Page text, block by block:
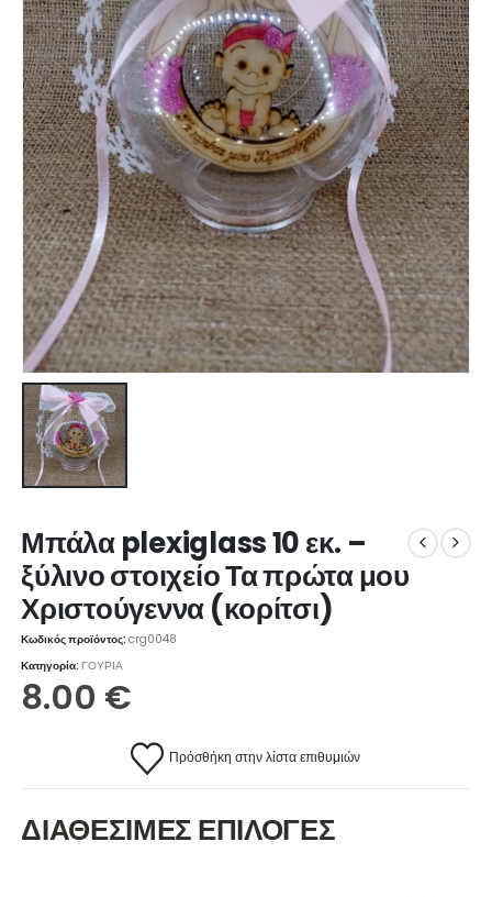
Μπάλα plexiglass 10 εκ. –
ξύλινο στοιχείο Τα πρώτα μου
Χριστούγεννα (κορίτσι)
Κωδικός προϊόντος:crg0048
Κατηγορία:ΓΟΥΡΙΑ
8.00 €
Πρόσθήκη στην λίστα επιθυμιών
ΔΙΑΘΕΣΙΜΕΣ ΕΠΙΛΟΓΕΣ